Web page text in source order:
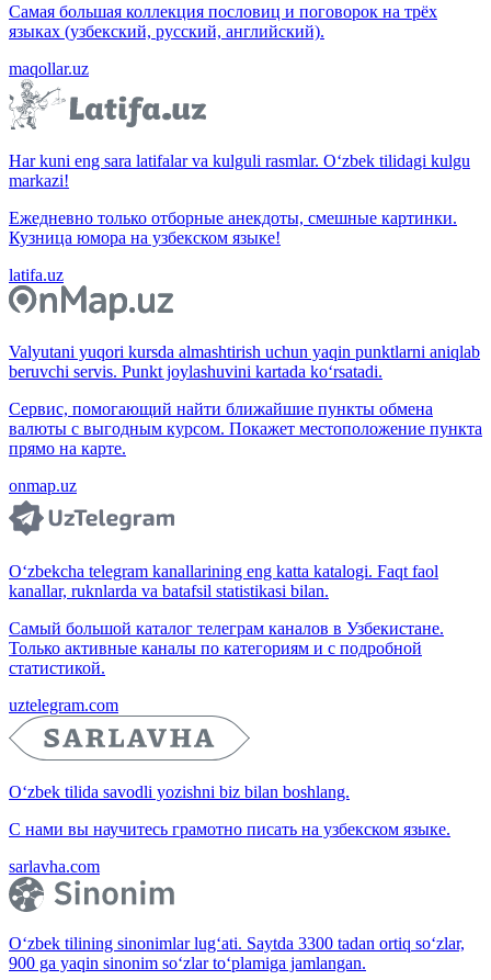
Самая большая коллекция пословиц и поговорок на трёх
языках (узбекский, русский, английский).
maqollar.uz
Har kuni eng sara latifalar va kulguli rasmlar. O‘zbek tilidagi kulgu
markazi!
Ежедневно только отборные анекдоты, смешные картинки.
Кузница юмора на узбекском языке!
latifa.uz
Valyutani yuqori kursda almashtirish uchun yaqin punktlarni aniqlab
beruvchi servis. Punkt joylashuvini kartada ko‘rsatadi.
Сервис, помогающий найти ближайшие пункты обмена
валюты с выгодным курсом. Покажет местоположение пункта
прямо на карте.
onmap.uz
O‘zbekcha telegram kanallarining eng katta katalogi. Faqt faol
kanallar, ruknlarda va batafsil statistikasi bilan.
Самый большой каталог телеграм каналов в Узбекистане.
Только активные каналы по категориям и с подробной
статистикой.
uztelegram.com
O‘zbek tilida savodli yozishni biz bilan boshlang.
С нами вы научитесь грамотно писать на узбекском языке.
sarlavha.com
O‘zbek tilining sinonimlar lug‘ati. Saytda 3300 tadan ortiq so‘zlar,
900 ga yaqin sinonim so‘zlar to‘plamiga jamlangan.